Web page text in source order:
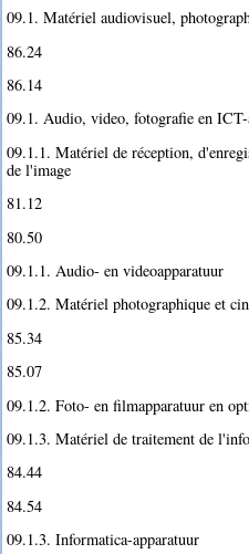
09.1. Matériel audiovisuel,
86.24
86.14
09.1. Audio, video, fotografie en
09.1.1. Matériel de réception,
de l'image
81.12
80.50
09.1.1. Audio- en videoapparatuur
09.1.2. Matériel photographique et
85.34
85.07
09.1.2. Foto- en filmapparatuur en
09.1.3. Matériel de traitement de
84.44
84.54
09.1.3. Informatica-apparatuur